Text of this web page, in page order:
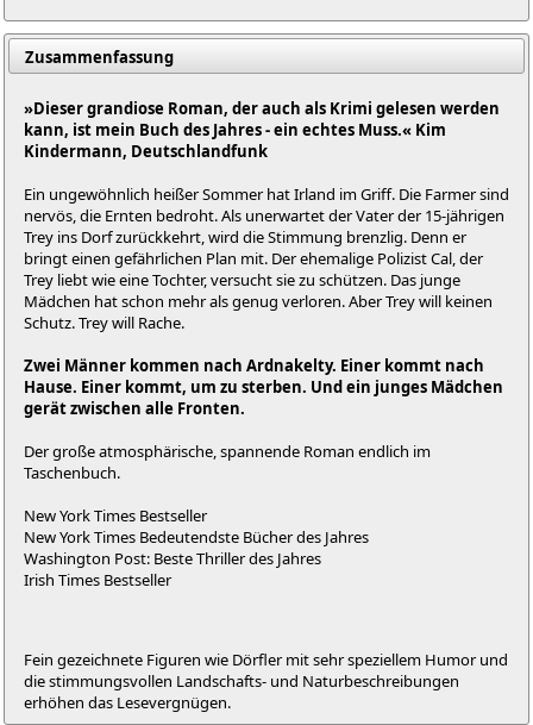
Zusammenfassung
»Dieser grandiose Roman, der auch als Krimi gelesen werden
kann, ist mein Buch des Jahres - ein echtes Muss.« Kim
Kindermann, Deutschlandfunk
Ein ungewöhnlich heißer Sommer hat Irland im Griff. Die Farmer sind
nervös, die Ernten bedroht. Als unerwartet der Vater der 15-jährigen
Trey ins Dorf zurückkehrt, wird die Stimmung brenzlig. Denn er
bringt einen gefährlichen Plan mit. Der ehemalige Polizist Cal, der
Trey liebt wie eine Tochter, versucht sie zu schützen. Das junge
Mädchen hat schon mehr als genug verloren. Aber Trey will keinen
Schutz. Trey will Rache.
Zwei Männer kommen nach Ardnakelty. Einer kommt nach
Hause. Einer kommt, um zu sterben. Und ein junges Mädchen
gerät zwischen alle Fronten.
Der große atmosphärische, spannende Roman endlich im
Taschenbuch.
New York Times Bestseller
New York Times Bedeutendste Bücher des Jahres
Washington Post: Beste Thriller des Jahres
Irish Times Bestseller
Fein gezeichnete Figuren wie Dörfler mit sehr speziellem Humor und
die stimmungsvollen Landschafts- und Naturbeschreibungen
erhöhen das Lesevergnügen.